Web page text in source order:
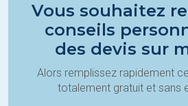
Vous souhaitez
conseils
des devis sur
Alors remplissez rapidement
totalement gratuit et sans